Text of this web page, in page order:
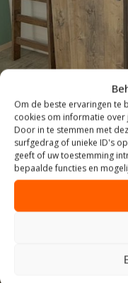
Om de beste ervaringen te
cookies om informatie
Door in te stemmen met
surfgedrag of unieke ID's
geeft of uw toestemming
bepaalde functies en